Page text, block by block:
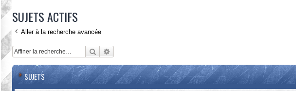
SUJETS ACTIFS
Aller à la recherche avancée
Rechercher
SUJETS